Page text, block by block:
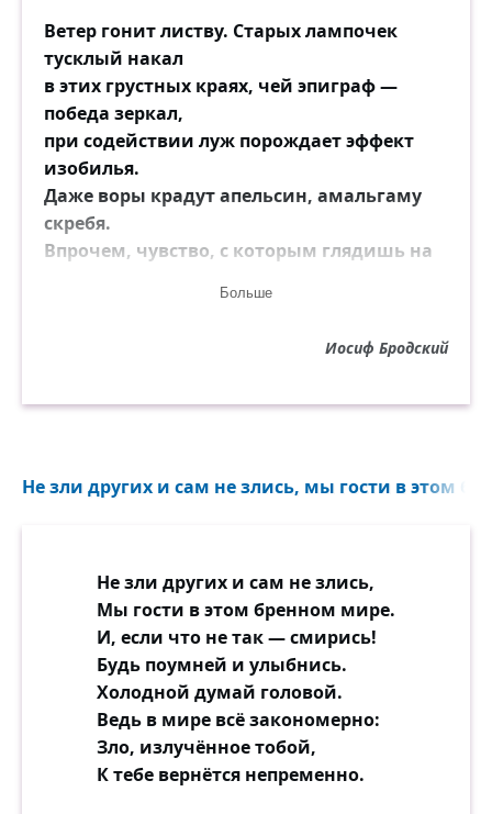
Ветер гонит листву. Старых лампочек
тусклый накал
в этих грустных краях, чей эпиграф —
победа зеркал,
при содействии луж порождает эффект
изобилья.
Даже воры крадут апельсин, амальгаму
скребя.
Впрочем, чувство, с которым глядишь на
это чувство забыл я.
В этих грустных краях всё рассчитано на
стены тюрем, пальто, туалеты невест —
Воробьиные кофты и грязь по числу
скрипачей —
деревянные грелки.
Этот край недвижим. Представляя объём
валовой
чугуна и свинца, обалделой тряхнёшь
головой,
вспомнишь прежнюю власть на штыках и
Больше
Иосиф Бродский
Не зли других и сам не злись, мы гости в этом
Не зли других и сам не злись,
Мы гости в этом бренном мире.
И, если что не так — смирись!
Будь поумней и улыбнись.
Холодной думай головой.
Ведь в мире всё закономерно:
Зло, излучённое тобой,
К тебе вернётся непременно.